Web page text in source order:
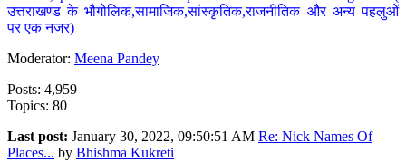
उत्तराखण्ड के भौगोलिक,सामाजिक,सांस्कृतिक,राजनीतिक और अन्य पहलुओं
पर एक नजर)
Moderator: Meena Pandey
Posts: 4,959
Topics: 80
Last post: January 30, 2022, 09:50:51 AM Re: Nick Names Of
Places... by Bhishma Kukreti